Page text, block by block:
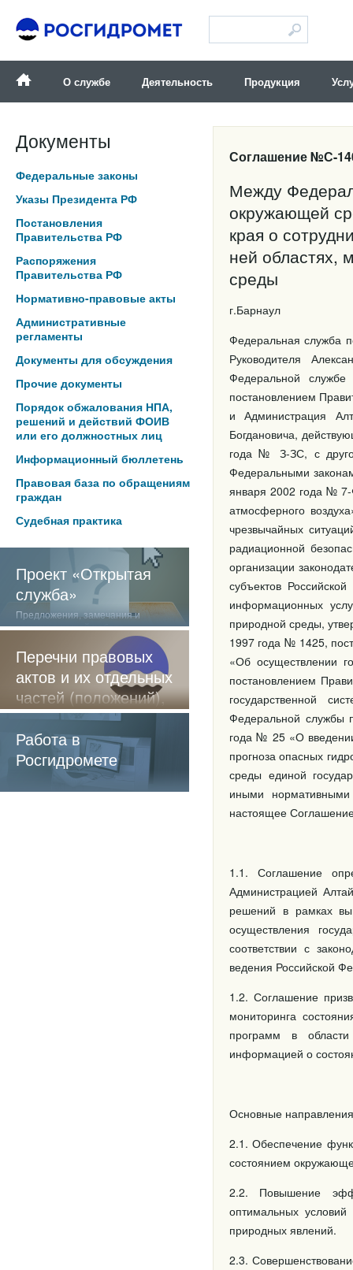
О службе Деятельность Продукция
Документы
Федеральные законы
Указы Президента РФ
Постановления
Правительства РФ
Распоряжения
Правительства РФ
Нормативно-правовые акты
Административные
регламенты
Документы для обсуждения
Прочие документы
Порядок обжалования НПА,
решений и действий ФОИВ
или его должностных лиц
Информационный бюллетень
Правовая база по обращениям
граждан
Судебная практика
Проект «Открытая
служба»
Предложения, замечания и
отзывы о нашей работе
Перечни правовых
актов и их отдельных
частей (положений),
содержащие
обязательные
требования
Работа в
Росгидромете
Соглашение №С-
Между
окружающей
края о
ней областях,
среды
Федеральная служба
Руководителя
Федеральной службе
постановлением
и Администрация
Богдановича,
года № З-ЗС, с
Федеральными
января 2002 года №
атмосферного
чрезвычайных
радиационной
организации
субъектов
информационных
природной среды,
1997 года № 1425,
«Об осуществлении
постановлением
государственной
Федеральной службы
года № 25 «О
прогноза опасных
среды единой
иными
настоящее
1.1. Соглашение
Администрацией
решений в рамках
осуществления
соответствии с
ведения Российской
1.2. Соглашение
мониторинга
программ в
информацией о
Основные
2.1. Обеспечение
состоянием
2.2. Повышение
оптимальных
природных явлений.
2.3.